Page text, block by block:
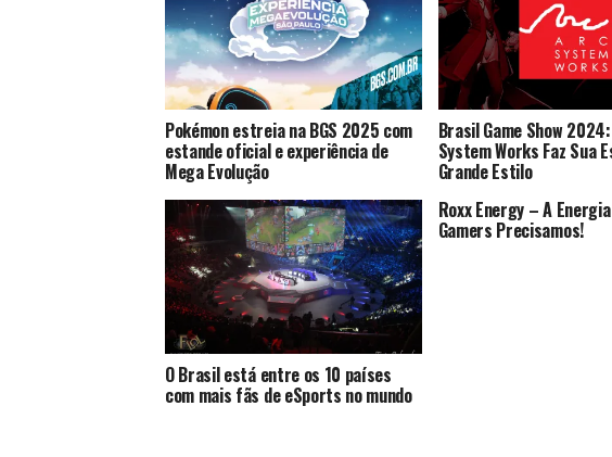
Pokémon estreia na BGS 2025 com
estande oficial e experiência de
Mega Evolução
Brasil Game Show
System Works Faz Sua
Grande Estilo
O Brasil está entre os 10 países
com mais fãs de eSports no mundo
Roxx Energy – A
Gamers Precisamos!